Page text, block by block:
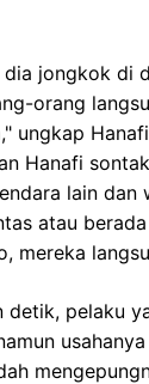
jongkok di
orang
ungkap
Hanafi
lain dan
atau
mereka
detik, pelaku